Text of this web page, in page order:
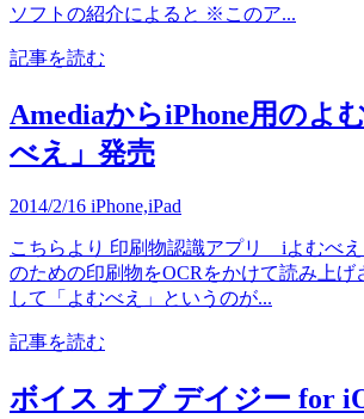
ソフトの紹介によると ※このア...
記事を読む
AmediaからiPhone用のよ
べえ」発売
2014/2/16 iPhone,iPad
こちらより 印刷物認識アプリ iよむべえ
のための印刷物をOCRをかけて読み上げ
して「よむべえ」というのが...
記事を読む
ボイス オブ デイジー for